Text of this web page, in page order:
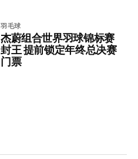
羽毛球
杰蔚组合世界羽球锦标赛
封王 提前锁定年终总决赛
门票